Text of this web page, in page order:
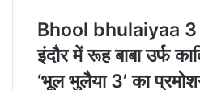
Bhool bhulaiyaa
इंदौर में रूह बाबा उर्फ
‘भूल भुलैया 3’ का